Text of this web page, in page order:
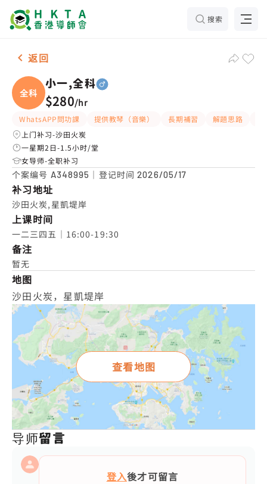
搜索
男-1名 小一,全科，沙田火炭 补习推介
返回
全科
小一,全科
$280/hr
WhatsAPP問功課 提供教琴（音樂） 長期補習 解題思路
上门补习-沙田火炭
一星期2日-1.5小时/堂
女导师-全职补习
个案编号 A348995 ｜登记时间2026/05/17
补习地址
沙田火炭,星凱堤岸
上课时间
一二三四五｜16:00-19:30
备注
暂无
地图
沙田火炭，星凱堤岸
查看地图
导师留言
登入後才可留言